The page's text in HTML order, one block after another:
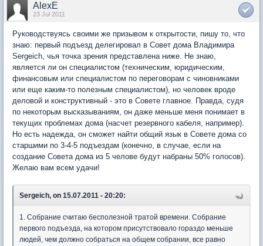
AlexE
23 Jul 2011
Руководствуясь своими же призывом к открытости, пишу то, что
знаю: первый подъезд делегировал в Совет дома Владимира
Sergeich, чья точка зрения представлена ниже. Не знаю,
является ли он специалистом (техническим, юридическим,
финансовым или специалистом по переговорам с чиновниками
или еще каким-то полезным специалистом), но человек вроде
деловой и конструктивный - это в Совете главное. Правда, судя
по некоторым высказываниям, он даже меньше меня понимает в
текущих проблемах дома (насчет резервного кабеля, например).
Но есть надежда, он сможет найти общий язык в Совете дома со
старшими по 3-4-5 подъездам (конечно, в случае, если на
создание Совета дома из 5 челове будут набраны 50% голосов).
Желаю вам всем удачи!
Sergeich, on 15.07.2011 - 20:20:
1. Собрание считаю бесполезной тратой времени. Собрание
первого подъезда, на котором присутствовало гораздо меньше
людей, чем должно собраться на общем собрании, все равно